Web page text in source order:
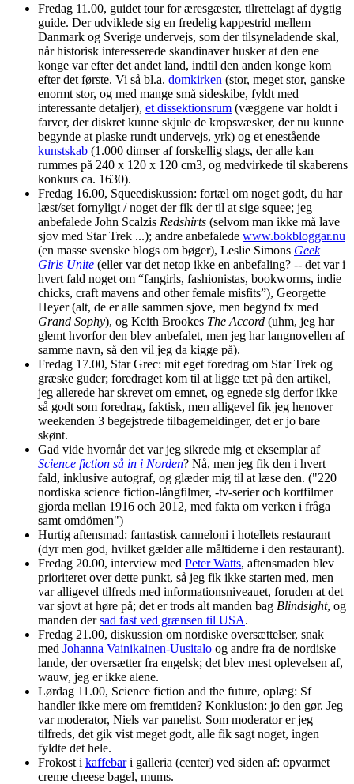
Fredag 11.00, guidet tour for æresgæster, tilrettelagt af dygtig
guide. Der udviklede sig en fredelig kappestrid mellem
Danmark og Sverige undervejs, som der tilsyneladende skal,
når historisk interesserede skandinaver husker at den ene
konge var efter det andet land, indtil den anden konge kom
efter det første. Vi så bl.a. domkirken (stor, meget stor, ganske
enormt stor, og med mange små sideskibe, fyldt med
interessante detaljer), et dissektionsrum (væggene var holdt i
farver, der diskret kunne skjule de kropsvæsker, der nu kunne
begynde at plaske rundt undervejs, yrk) og et enestående
kunstskab (1.000 dimser af forskellig slags, der alle kan
rummes på 240 x 120 x 120 cm3, og medvirkede til skaberens
konkurs ca. 1630).
Fredag 16.00, Squeediskussion: fortæl om noget godt, du har
læst/set fornyligt / noget der fik der til at sige squee; jeg
anbefalede John Scalzis Redshirts (selvom man ikke må lave
sjov med Star Trek ...); andre anbefalede www.bokbloggar.nu
(en masse svenske blogs om bøger), Leslie Simons Geek
Girls Unite (eller var det netop ikke en anbefaling? -- det var i
hvert fald noget om “fangirls, fashionistas, bookworms, indie
chicks, craft mavens and other female misfits”), Georgette
Heyer (alt, de er alle sammen sjove, men begynd fx med
Grand Sophy), og Keith Brookes The Accord (uhm, jeg har
glemt hvorfor den blev anbefalet, men jeg har langnovellen af
samme navn, så den vil jeg da kigge på).
Fredag 17.00, Star Grec: mit eget foredrag om Star Trek og
græske guder; foredraget kom til at ligge tæt på den artikel,
jeg allerede har skrevet om emnet, og egnede sig derfor ikke
så godt som foredrag, faktisk, men alligevel fik jeg henover
weekenden 3 begejstrede tilbagemeldinger, det er jo bare
skønt.
Gad vide hvornår det var jeg sikrede mig et eksemplar af
Science fiction så in i Norden? Nå, men jeg fik den i hvert
fald, inklusive autograf, og glæder mig til at læse den. ("220
nordiska science fiction-långfilmer, -tv-serier och kortfilmer
gjorda mellan 1916 och 2012, med fakta om verken i fråga
samt omdömen")
Hurtig aftensmad: fantastisk canneloni i hotellets restaurant
(dyr men god, hvilket gælder alle måltiderne i den restaurant).
Fredag 20.00, interview med Peter Watts, aftensmaden blev
prioriteret over dette punkt, så jeg fik ikke starten med, men
var alligevel tilfreds med informationsniveauet, foruden at det
var sjovt at høre på; det er trods alt manden bag Blindsight, og
manden dersad fast ved grænsen til USA.
Fredag 21.00, diskussion om nordiske oversættelser, snak
med Johanna Vainikainen-Uusitalo og andre fra de nordiske
lande, der oversætter fra engelsk; det blev mest oplevelsen af,
wauw, jeg er ikke alene.
Lørdag 11.00, Science fiction and the future, oplæg: Sf
handler ikke mere om fremtiden? Konklusion: jo den gør. Jeg
var moderator, Niels var panelist. Som moderator er jeg
tilfreds, det gik vist meget godt, alle fik sagt noget, ingen
fyldte det hele.
Frokost i kaffebari galleria (center) ved siden af: opvarmet
creme cheese bagel, mums.